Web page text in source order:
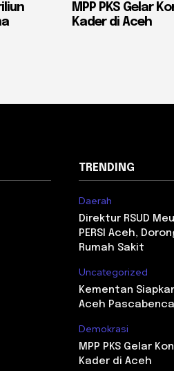
MPP PKS Gelar
Kader di Aceh
TRENDING
Daerah
Direktur RSUD
PERSI Aceh,
Rumah Sakit
Uncategorized
Kementan
Aceh
Demokrasi
MPP PKS Gelar
Kader di Aceh